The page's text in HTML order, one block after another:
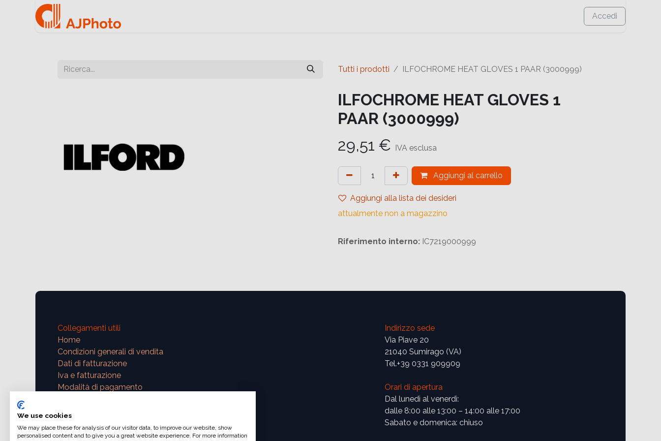
Accedi
Tutti i prodotti ILFOCHROME HEAT GLOVES 1 PAAR (3000999)
ILFOCHROME HEAT GLOVES 1
PAAR (3000999)
29,51 € IVA esclusa
Aggiungi al carrello
Aggiungi alla lista dei desideri
attualmente non a magazzino
Riferimento interno: IC7219000999
Collegamenti utili
Home
Condizioni generali di vendita
Dati di fatturazione
Iva e fatturazione
Modalità di pagamento
support@ajphoto.eu
Indirizzo sede
Via Piave 20
21040 Sumirago (VA)
Tel.+39 0331 909909
Orari di apertura
Dal lunedì al venerdì:
dalle 8:00 alle 13:00 – 14:00 alle 17:00
Sabato e domenica: chiuso
We use cookies
We may place these for analysis of our visitor data, to improve our website, show
personalised content and to give you a great website experience. For more information